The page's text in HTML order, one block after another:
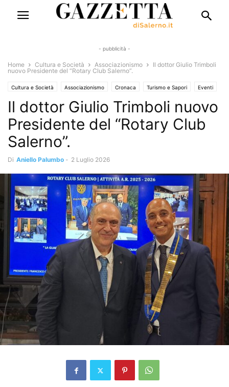
- pubblicità -
Home Cultura e Società Associazionismo
Il dottor Giulio Trimboli
nuovo Presidente del “Rotary Club Salerno”.
Cultura e Società Associazionismo Cronaca Turismo e Sapori Eventi
Eventi e Manifestazioni Interviste
Il dottor Giulio Trimboli nuovo
Presidente del “Rotary Club
Salerno”.
Di Aniello Palumbo - 2 Luglio 2026